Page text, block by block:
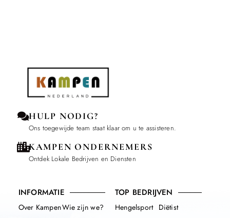
HULP NODIG?
Ons toegewijde team staat klaar om u te assisteren.
KAMPEN ONDERNEMERS
Ontdek Lokale Bedrijven en Diensten
INFORMATIE
Over KampenWie zijn we?
TOP BEDRIJVEN
Hengelsport Diëtist